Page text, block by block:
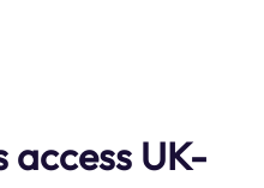
access UK-